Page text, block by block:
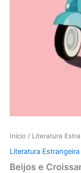
Início / Literatura
Literatura Estrangeira
Beijos e